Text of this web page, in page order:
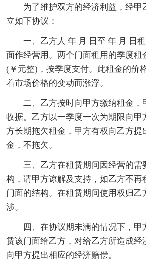
为了维护双方的经济利益，经甲
立如下协议：
一、乙方人 年 月 日至 年 月 日
面作经营用。两个门面租用的季度租
(￥元整)，按季度支付。此租金的价
着市场价格的变动而涨浮。
二、乙方按时向甲方缴纳租金，
收据。乙方以一季度一次为期限向甲
方长期拖欠租金，甲方有权向乙方提
金，不拖欠。
三、乙方在租赁期间因经营的需
构，请甲方谅解及支持，如乙方不再
门面的结构。在租赁期间使用权归乙
涉。
四、在协议期未满的情况下，甲
赁该门面给乙方，对给乙方所造成经
向甲方提出相应的经济赔偿。